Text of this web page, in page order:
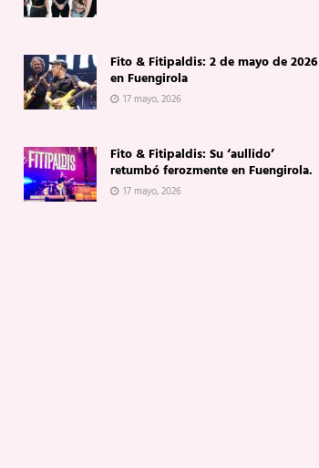
Fito & Fitipaldis: 2 de mayo de 2026
en Fuengirola
17 mayo, 2026
Fito & Fitipaldis: Su ‘aullido’
retumbó ferozmente en Fuengirola.
17 mayo, 2026